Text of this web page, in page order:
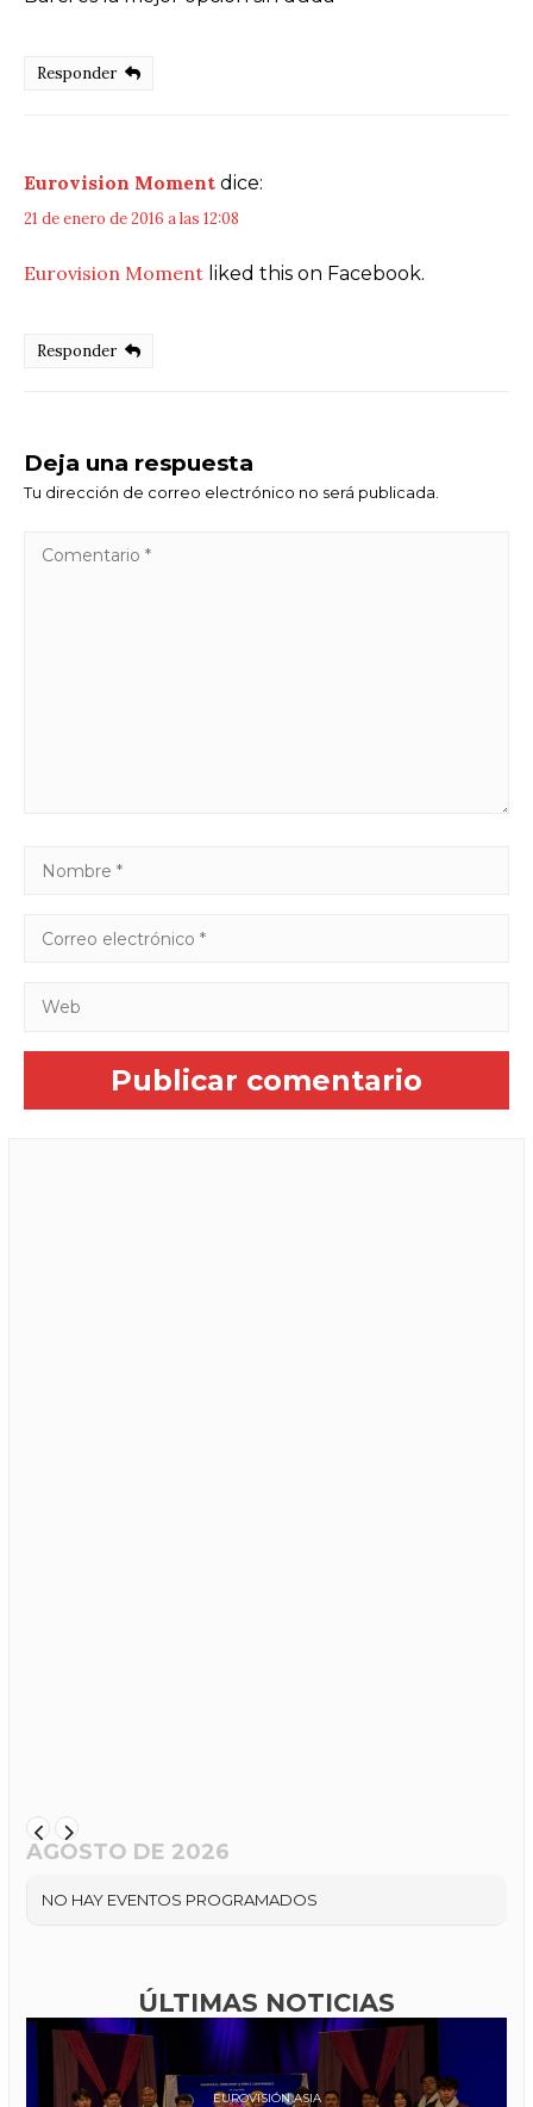
Responder
Eurovision Moment dice:
21 de enero de 2016 a las 12:08
Eurovision Moment liked this on Facebook.
Responder
Deja una respuesta
Tu dirección de correo electrónico no será publicada.
AGOSTO DE 2026
NO HAY EVENTOS PROGRAMADOS
ÚLTIMAS NOTICIAS
EUROVISIÓN ASIA